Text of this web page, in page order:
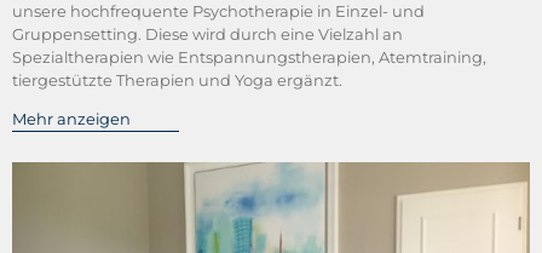
unsere hochfrequente Psychotherapie in Einzel- und
Gruppensetting. Diese wird durch eine Vielzahl an
Spezialtherapien wie Entspannungstherapien, Atemtraining,
tiergestützte Therapien und Yoga ergänzt.
Mehr anzeigen